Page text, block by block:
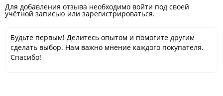
Для добавления отзыва необходимо войти под своей
учётной записью или зарегистрироваться.
Будьте первым! Делитесь опытом и помогите другим
сделать выбор. Нам важно мнение каждого покупателя.
Спасибо!